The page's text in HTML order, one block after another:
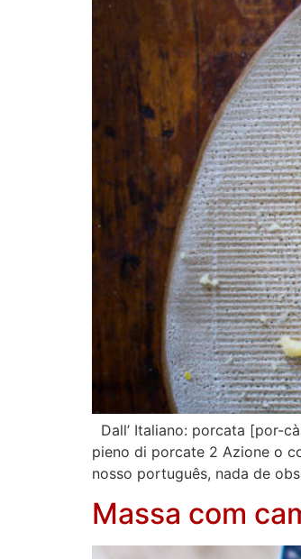
Dall’ Italiano: porcata [por-
pieno di porcate 2 Azione o
nosso português, nada de
Massa com